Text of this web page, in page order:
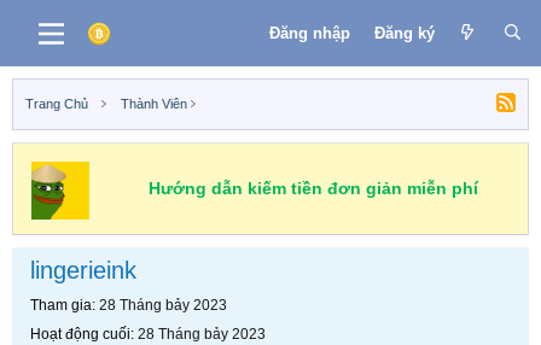
Đăng nhập Đăng ký
Trang Chủ Thành Viên
Hướng dẫn kiếm tiền đơn giản miễn phí
lingerieink
Tham gia 28 Tháng bảy 2023
Hoạt động cuối 28 Tháng bảy 2023